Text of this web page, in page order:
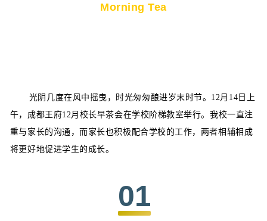
Morning Tea
光阴几度在风中摇曳，时光匆匆酿进岁末时节。12月14日上
午，成都王府12月校长早茶会在学校阶梯教室举行。我校一直注
重与家长的沟通，而家长也积极配合学校的工作，两者相辅相成
将更好地促进学生的成长。
01